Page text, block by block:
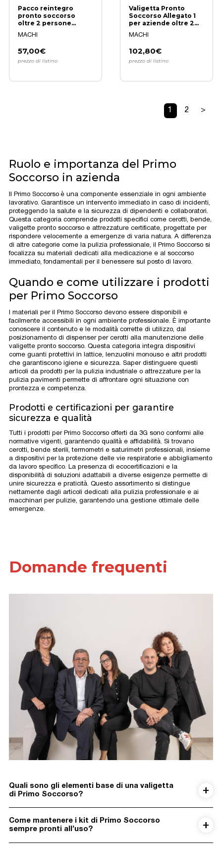
Pacco reintegro
pronto soccorso
oltre 2 persone
MACHI
57,00€
prezzo di listino
Valigetta Pronto
Soccorso Allegato 1
per aziende oltre 2
MACHI
102,80€
prezzo di listino
1 2 >
Ruolo e importanza del Primo
Soccorso in azienda
Il Primo Soccorso è una componente essenziale in ogni ambiente
lavorativo. Garantisce un intervento immediato in caso di incidenti,
proteggendo la salute e la sicurezza di dipendenti e collaboratori.
Questa categoria comprende prodotti specifici come cerotti, bende,
valigette pronto soccorso e attrezzature certificate, progettate per
rispondere velocemente a emergenze di varia natura. A differenza
di altre categorie come la pulizia professionale, il Primo Soccorso si
focalizza su materiali dedicati alla medicazione e al soccorso
immediato, fondamentali per il benessere sul posto di lavoro.
Quando e come utilizzare i prodotti
per Primo Soccorso
I materiali per il Primo Soccorso devono essere disponibili e
facilmente accessibili in ogni ambiente professionale. È importante
conoscere il contenuto e le modalità corrette di utilizzo, dal
posizionamento di dispenser per cerotti alla manutenzione delle
valigette pronto soccorso. Questa categoria integra dispositivi
come guanti protettivi in lattice, lenzuolini monouso e altri prodotti
che garantiscono igiene e sicurezza. Saper distinguere questi
articoli da prodotti per la pulizia industriale o attrezzature per la
pulizia pavimenti permette di affrontare ogni situazione con
prontezza e competenza.
Prodotti e certificazioni per garantire
sicurezza e qualità
Tutti i prodotti per Primo Soccorso offerti da 3G sono conformi alle
normative vigenti, garantendo qualità e affidabilità. Si trovano
cerotti, bende sterili, termometri e saturimetri professionali, insieme
a dispositivi per la protezione delle vie respiratorie e abbigliamento
da lavoro specifico. La presenza di ecocertificazioni e la
disponibilità di soluzioni adattabili a diverse esigenze permette di
unire sicurezza e praticità. Questo assortimento si distingue
nettamente dagli articoli dedicati alla pulizia professionale e ai
macchinari per pulizie, garantendo una gestione ottimale delle
emergenze.
Domande frequenti
Quali sono gli elementi base di una valigetta
di Primo Soccorso?
Come mantenere i kit di Primo Soccorso
sempre pronti all’uso?